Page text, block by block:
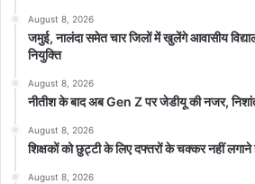
August 8, 2026
जमुई, नालंदा समेत चार जिलों में खुलेंगे आवासीय
नियुक्ति
August 8, 2026
नीतीश के बाद अब Gen Z पर जेडीयू की नजर, निशांत
August 8, 2026
शिक्षकों को छुट्टी के लिए दफ्तरों के चक्कर नहीं लगाने
August 8, 2026